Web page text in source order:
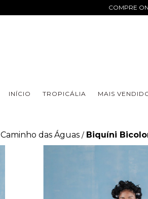
COMPRE
INÍCIO TROPICÁLIA MAIS
Caminho das Águas / Biquíni